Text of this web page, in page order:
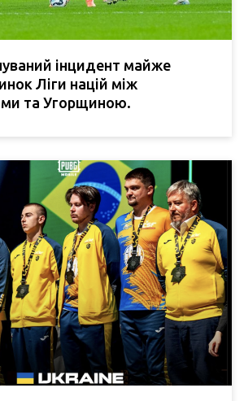
інцидент майже
Ліги націй між
та Угорщиною.